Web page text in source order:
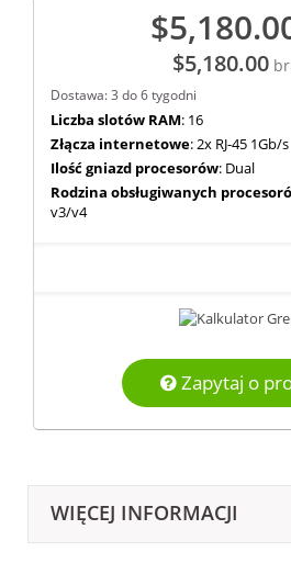
$5,180.00
Dostawa: 3 do 6 tygodni
Liczba slotów RAM: 16
Złącza internetowe: 2x RJ-45 1Gb/s
Ilość gniazd procesorów: Dual
Rodzina obsługiwanych
v3/v4
Zapytaj o
WIĘCEJ INFORMACJI